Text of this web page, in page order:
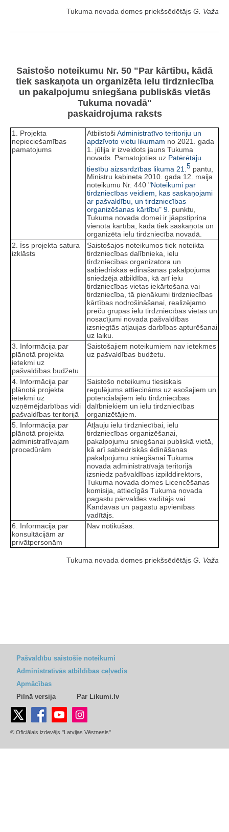
Tukuma novada domes priekšsēdētājs G. Važa
Saistošo noteikumu Nr. 50 "Par kārtību, kādā
tiek saskaņota un organizēta ielu tirdzniecība
un pakalpojumu sniegšana publiskās vietās
Tukuma novadā"
paskaidrojuma raksts
1. Projekta
nepieciešamības
pamatojums
AtbilstošiAdministratīvo teritoriju un
apdzīvoto vietu likumam no 2021. gada
1. jūlija ir izveidots jauns Tukuma
novads. Pamatojoties uz Patērētāju
tiesību aizsardzības likuma 21. 5 pantu,
Ministru kabineta 2010. gada 12. maija
noteikumu Nr. 440 "Noteikumi par
tirdzniecības veidiem, kas saskaņojami
ar pašvaldību, un tirdzniecības
organizēšanas kārtību" 9. punktu,
Tukuma novada domei ir jāapstiprina
vienota kārtība, kādā tiek saskaņota un
organizēta ielu tirdzniecība novadā.
2. Īss projekta satura
izklāsts
Saistošajos noteikumos tiek noteikta
tirdzniecības dalībnieka, ielu
tirdzniecības organizatora un
sabiedriskās ēdināšanas pakalpojuma
sniedzēja atbildība, kā arī ielu
tirdzniecības vietas iekārtošana vai
tirdzniecība, tā pienākumi tirdzniecības
kārtības nodrošināšanai, realizējamo
preču grupas ielu tirdzniecības vietās un
nosacījumi novada pašvaldības
izsniegtās atļaujas darbības apturēšanai
uz laiku.
3. Informācija par
plānotā projekta
ietekmi uz
pašvaldības budžetu
Saistošajiem noteikumiem nav ietekmes
uz pašvaldības budžetu.
4. Informācija par
plānotā projekta
ietekmi uz
uzņēmējdarbības vidi
pašvaldības teritorijā
Saistošo noteikumu tiesiskais
regulējums attiecināms uz esošajiem un
potenciālajiem ielu tirdzniecības
dalībniekiem un ielu tirdzniecības
organizētājiem.
5. Informācija par
plānotā projekta
administratīvajam
procedūrām
Atļauju ielu tirdzniecībai, ielu
tirdzniecības organizēšanai,
pakalpojumu sniegšanai publiskā vietā,
kā arī sabiedriskās ēdināšanas
pakalpojumu sniegšanai Tukuma
novada administratīvajā teritorijā
izsniedz pašvaldības izpilddirektors,
Tukuma novada domes Licencēšanas
komisija, attiecīgās Tukuma novada
pagastu pārvaldes vadītājs vai
Kandavas un pagastu apvienības
vadītājs.
6. Informācija par
konsultācijām ar
privātpersonām
Nav notikušas.
Tukuma novada domes priekšsēdētājs G. Važa
Pašvaldību saistošie noteikumi
Administratīvās atbildības ceļvedis
Apmācības
Pilnā versija
Par Likumi.lv
© Oficiālais izdevējs "Latvijas Vēstnesis"